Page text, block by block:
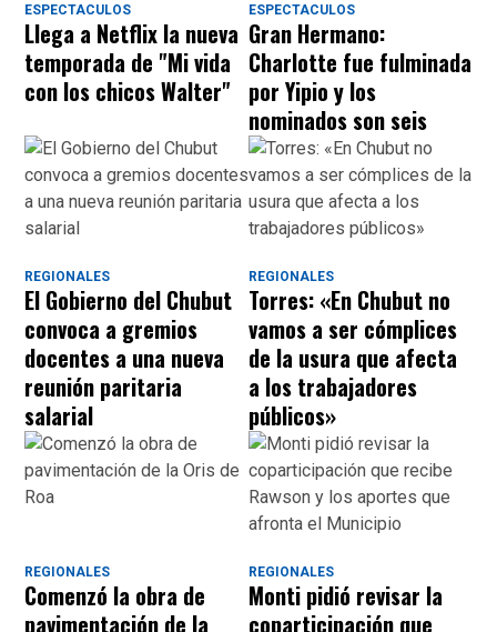
ESPECTACULOS
Llega a Netflix la nueva
temporada de "Mi vida
con los chicos Walter"
ESPECTACULOS
Gran Hermano:
Charlotte fue fulminada
por Yipio y los
nominados son seis
REGIONALES
El Gobierno del Chubut
convoca a gremios
docentes a una nueva
reunión paritaria
salarial
REGIONALES
Torres: «En Chubut no
vamos a ser cómplices
de la usura que afecta
a los trabajadores
públicos»
REGIONALES
Comenzó la obra de
pavimentación de la
REGIONALES
Monti pidió revisar la
coparticipación que